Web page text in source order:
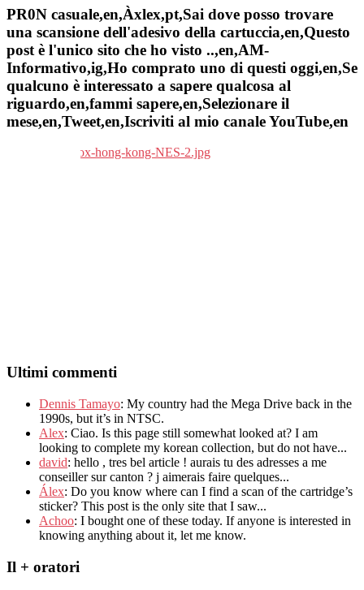
PR0N casuale,en,Àxlex,pt,Sai dove posso trovare
una scansione dell'adesivo della cartuccia,en,Questo
post è l'unico sito che ho visto ..,en,AM-
Informativo,ig,Ho comprato uno di questi oggi,en,Se
qualcuno è interessato a sapere qualcosa al
riguardo,en,fammi sapere,en,Selezionare il
mese,en,Tweet,en,Iscriviti al mio canale YouTube,en
Ultimi commenti
Dennis Tamayo: My country had the Mega Drive back in the
1990s, but it’s in NTSC.
Alex: Ciao. Is this page still somewhat looked at? I am
looking to complete my korean collection, but do not have...
david: hello , tres bel article ! aurais tu des adresses a me
conseiller sur canton ? j aimerais faire quelques...
Álex: Do you know where can I find a scan of the cartridge’s
sticker? This post is the only site that I saw...
Achoo: I bought one of these today. If anyone is interested in
knowing anything about it, let me know.
Il + oratori